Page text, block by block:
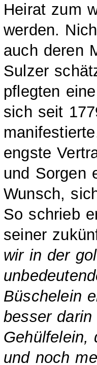
Heirat zum
werden.
auch deren
Sulzer
pflegten
sich seit
engste
und Sorgen
Wunsch,
So schrieb
seiner
wir in der
Büschelein
besser
Gehülfelein,
und noch